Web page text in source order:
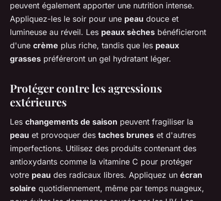
peuvent également apporter une nutrition intense.
Appliquez-les le soir pour une peau douce et
lumineuse au réveil. Les peaux sèches bénéficieront
d'une crème plus riche, tandis que les peaux
grasses préféreront un gel hydratant léger.
Protéger contre les agressions
extérieures
Les changements de saison peuvent fragiliser la
peau et provoquer des taches brunes et d'autres
imperfections. Utilisez des produits contenant des
antioxydants comme la vitamine C pour protéger
votre peau des radicaux libres. Appliquez un écran
solaire quotidiennement, même par temps nuageux,